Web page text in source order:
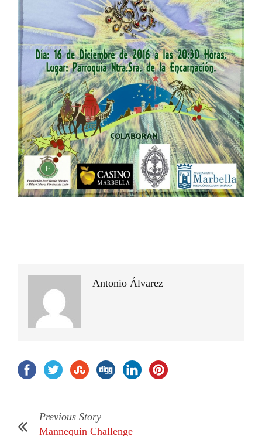
Antonio Álvarez
Previous Story
Mannequin Challenge